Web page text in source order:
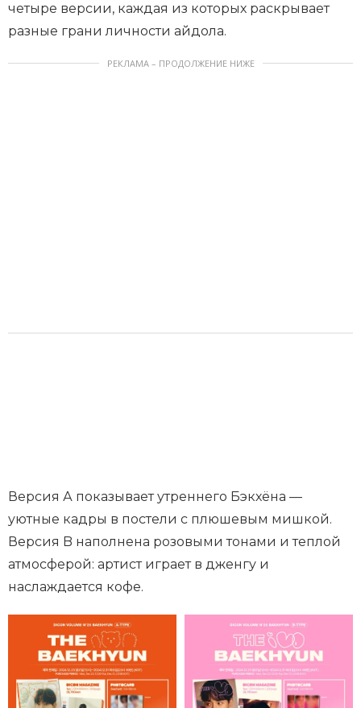
четыре версии, каждая из которых раскрывает
разные грани личности айдола.
РЕКЛАМА – ПРОДОЛЖЕНИЕ НИЖЕ
Версия А показывает утреннего Бэкхёна —
уютные кадры в постели с плюшевым мишкой.
Версия B наполнена розовыми тонами и теплой
атмосферой: артист играет в дженгу и
наслаждается кофе.